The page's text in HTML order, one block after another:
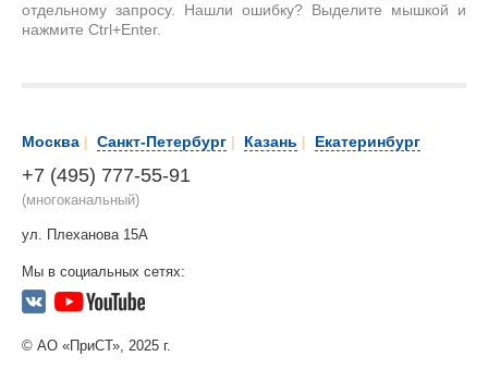
отдельному запросу. Нашли ошибку? Выделите мышкой и
нажмите Ctrl+Enter.
Москва | Санкт-Петербург | Казань | Екатеринбург
+7 (495) 777-55-91
(многоканальный)
ул. Плеханова 15А
Мы в социальных сетях:
© АО «ПриСТ», 2025 г.